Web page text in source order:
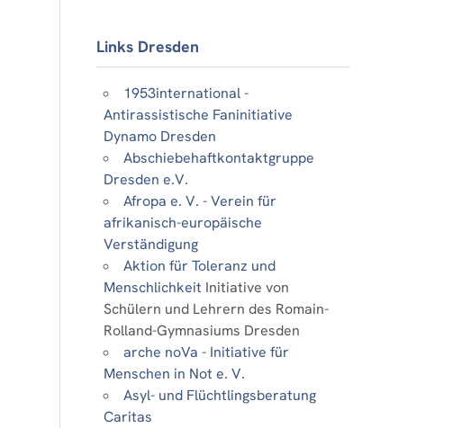
Links Dresden
1953international -
Antirassistische Faninitiative
Dynamo Dresden
Abschiebehaftkontaktgruppe
Dresden e.V.
Afropa e. V. - Verein für
afrikanisch-europäische
Verständigung
Aktion für Toleranz und
Menschlichkeit Initiative von
Schülern und Lehrern des Romain-
Rolland-Gymnasiums Dresden
arche noVa - Initiative für
Menschen in Not e. V.
Asyl- und Flüchtlingsberatung
Caritas